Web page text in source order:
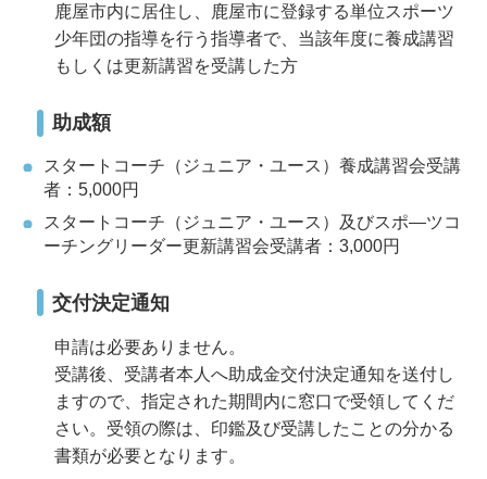
鹿屋市内に居住し、鹿屋市に登録する単位スポーツ
少年団の指導を行う指導者で、当該年度に養成講習
もしくは更新講習を受講した方
助成額
スタートコーチ（ジュニア・ユース）養成講習会受講
者：5,000円
スタートコーチ（ジュニア・ユース）及びスポ―ツコ
ーチングリーダー更新講習会受講者：3,000円
交付決定通知
申請は必要ありません。
受講後、受講者本人へ助成金交付決定通知を送付し
ますので、指定された期間内に窓口で受領してくだ
さい。受領の際は、印鑑及び受講したことの分かる
書類が必要となります。